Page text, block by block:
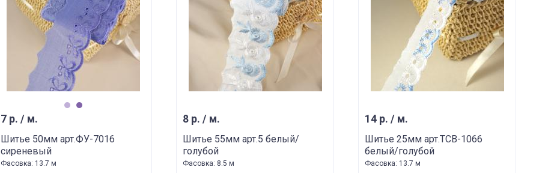
7 р. / м.
Шитье 50мм арт.ФУ-7016
сиреневый
Фасовка: 13.7 м
8 р. / м.
Шитье 55мм арт.5 белый/
голубой
Фасовка: 8.5 м
14 р. / м.
Шитье 25мм арт.TCB-1066
белый/голубой
Фасовка: 13.7 м